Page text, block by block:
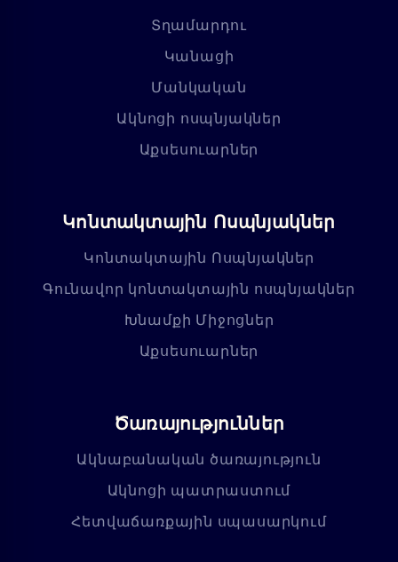
Տղամարդու
Կանացի
Մանկական
Ակնոցի ոսպնյակներ
Աքսեսուարներ
Կոնտակտային Ոսպնյակներ
Կոնտակտային Ոսպնյակներ
Գունավոր կոնտակտային ոսպնյակներ
Խնամքի Միջոցներ
Աքսեսուարներ
Ծառայություններ
Ակնաբանական ծառայություն
Ակնոցի պատրաստում
Հետվաճառքային սպասարկում